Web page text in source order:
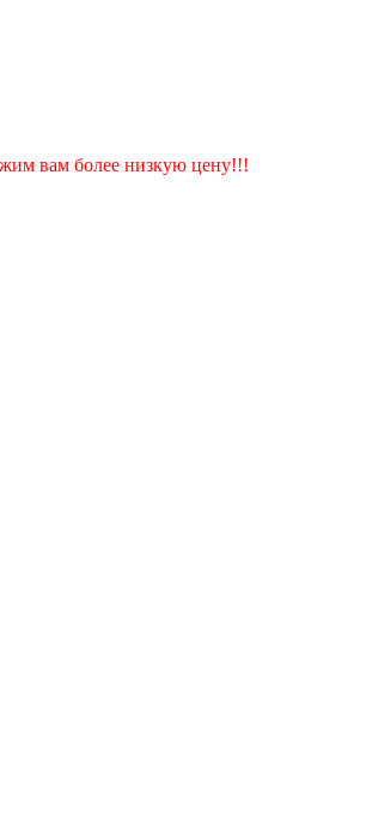
вам более низкую цену!!!